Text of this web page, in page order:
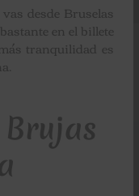
desde Bruselas
en el billete
tranquilidad es